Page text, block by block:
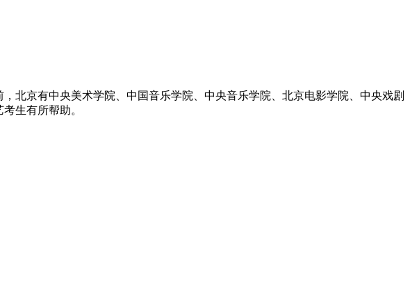
北京有中央美术学院、中国音乐学院、中央音乐学院、北京电影学院、中央戏剧
生有所帮助。